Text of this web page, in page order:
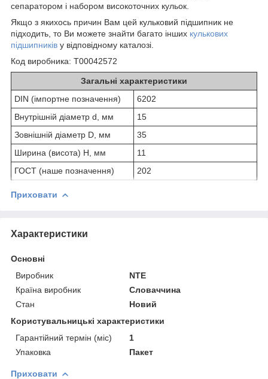
сепаратором і набором високоточних кульок.
Якщо з якихось причин Вам цей кульковий підшипник не
підходить, то Ви можете знайти багато інших кулькових
підшипників у відповідному каталозі.
Код виробника: Т00042572
Загальні характеристики
DIN (імпортне позначення)
6202
Внутрішній діаметр d, мм
15
Зовнішній діаметр D, мм
35
Ширина (висота) H, мм
11
ГОСТ (наше позначення)
202
Приховати
Характеристики
Основні
Виробник
NTE
Країна виробник
Словаччина
Стан
Новий
Користувальницькі характеристики
Гарантійний термін (міс)
1
Упаковка
Пакет
Приховати